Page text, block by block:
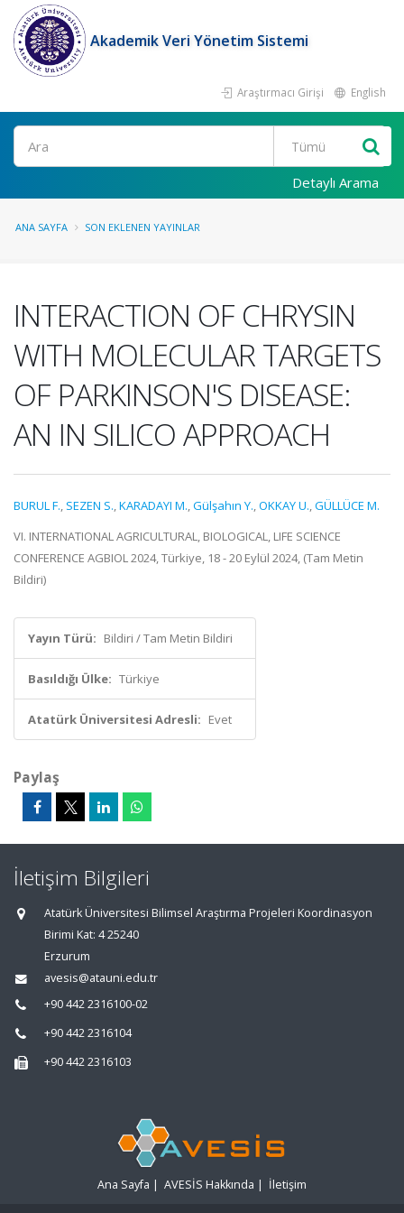
Akademik Veri Yönetim Sistemi
Araştırmacı Girişi English
Ara
Detaylı Arama
ANA SAYFA SON EKLENEN YAYINLAR
INTERACTION OF CHRYSIN
WITH MOLECULAR TARGETS
OF PARKINSON'S DISEASE:
AN IN SILICO APPROACH
BURUL F., SEZEN S.,KARADAYI M.,Gülşahın Y.,OKKAY U.,GÜLLÜCE M.
VI. INTERNATIONAL AGRICULTURAL, BIOLOGICAL, LIFE SCIENCE
CONFERENCE AGBIOL 2024, Türkiye, 18 - 20 Eylül 2024, (Tam Metin
Bildiri)
Yayın Türü: Bildiri / Tam Metin Bildiri
Basıldığı Ülke: Türkiye
Atatürk Üniversitesi Adresli: Evet
Paylaş
İletişim Bilgileri
Atatürk Üniversitesi Bilimsel Araştırma Projeleri Koordinasyon
Birimi Kat: 4 25240
Erzurum
avesis@atauni.edu.tr
+90 442 2316100-02
+90 442 2316104
+90 442 2316103
Ana Sayfa | AVESİS Hakkında | İletişim